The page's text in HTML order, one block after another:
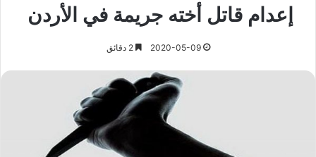
إعدام قاتل أخته جريمة في الأردن
2020-05-09 2 دقائق